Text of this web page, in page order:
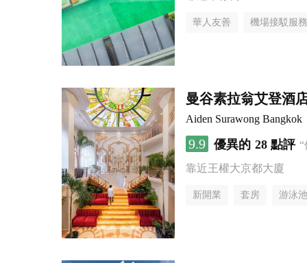
華人友善 機場接駁服務
曼谷素拉翁艾登酒
Aiden Surawong Bangkok
9.9 優異的 28 點評
靠近王權大京都大廈
新開業 套房 游泳池